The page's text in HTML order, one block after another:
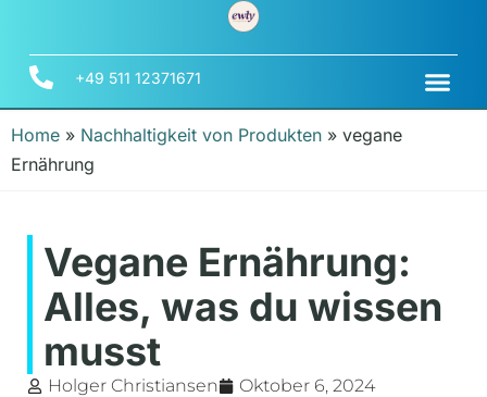
+49 511 12371671
Home » Nachhaltigkeit von Produkten » vegane
Ernährung
Vegane Ernährung:
Alles, was du wissen
musst
Holger Christiansen Oktober 6, 2024